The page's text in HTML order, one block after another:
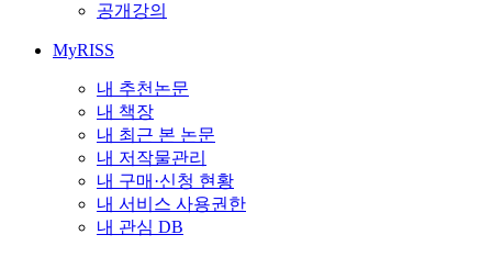
공개강의
MyRISS
내 추천논문
내 책장
내 최근 본 논문
내 저작물관리
내 구매·신청 현황
내 서비스 사용권한
내 관심 DB